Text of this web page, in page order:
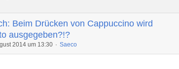
Beim Drücken von Cappuccino wird
ausgegeben?!?
2014 um 13:30 Saeco